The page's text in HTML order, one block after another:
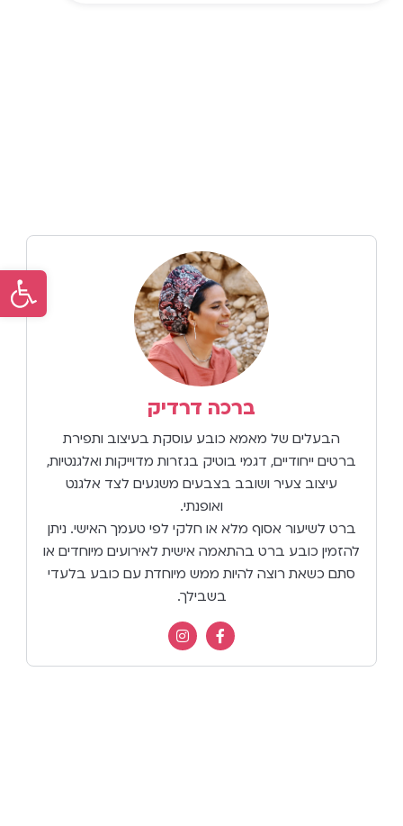
ברכה דרדיק
הבעלים של מאמא כובע עוסקת בעיצוב ותפירת
ברטים ייחודיים, דגמי בוטיק בגזרות מדוייקות ואלגנטיות,
עיצוב צעיר ושובב בצבעים משגעים לצד אלגנט
ואופנתי.
ברט לשיעור אסוף מלא או חלקי לפי טעמך האישי. ניתן
להזמין כובע ברט בהתאמה אישית לאירועים מיוחדים או
סתם כשאת רוצה להיות ממש מיוחדת עם כובע בלעדי
בשבילך.
פתח